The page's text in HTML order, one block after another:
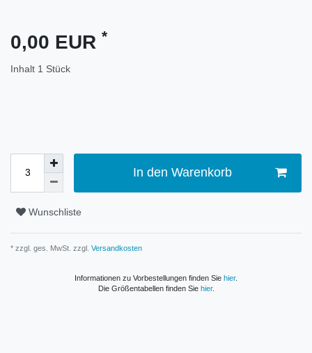
0,00 EUR *
Inhalt 1 Stück
In den Warenkorb
Wunschliste
* zzgl. ges. MwSt. zzgl. Versandkosten
Informationen zu Vorbestellungen finden Sie hier.
Die Größentabellen finden Sie hier.